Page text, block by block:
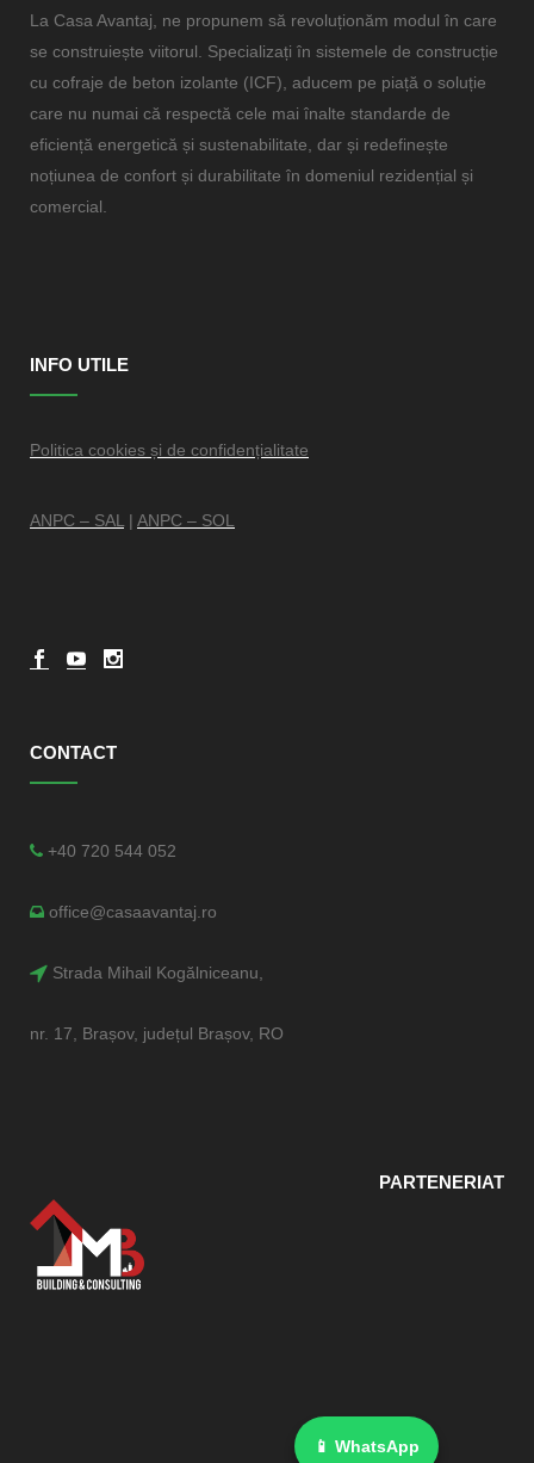
La Casa Avantaj, ne propunem să revoluționăm modul în care
se construiește viitorul. Specializați în sistemele de construcție
cu cofraje de beton izolante (ICF), aducem pe piață o soluție
care nu numai că respectă cele mai înalte standarde de
eficiență energetică și sustenabilitate, dar și redefinește
noțiunea de confort și durabilitate în domeniul rezidențial și
comercial.
INFO UTILE
Politica cookies și de confidențialitate
ANPC – SAL | ANPC – SOL
CONTACT
+40 720 544 052
office@casaavantaj.ro
Strada Mihail Kogălniceanu,
nr. 17, Brașov, județul Brașov, RO
PARTENERIAT
📱 WhatsApp